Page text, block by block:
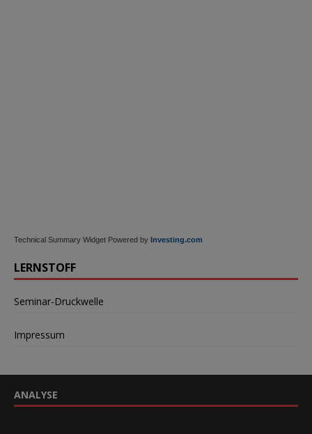
Technical Summary Widget Powered by Investing.com
LERNSTOFF
Seminar-Druckwelle
Impressum
ANALYSE